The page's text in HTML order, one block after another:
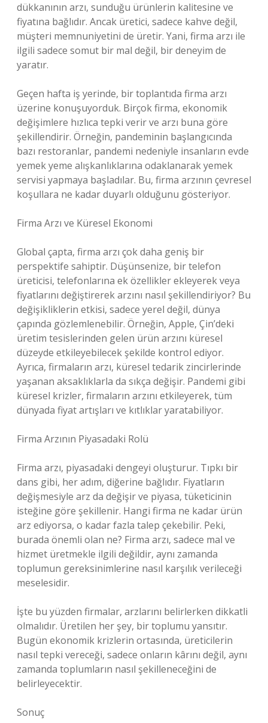
dükkanının arzı, sunduğu ürünlerin kalitesine ve
fiyatına bağlıdır. Ancak üretici, sadece kahve değil,
müşteri memnuniyetini de üretir. Yani, firma arzı ile
ilgili sadece somut bir mal değil, bir deneyim de
yaratır.
Geçen hafta iş yerinde, bir toplantıda firma arzı
üzerine konuşuyorduk. Birçok firma, ekonomik
değişimlere hızlıca tepki verir ve arzı buna göre
şekillendirir. Örneğin, pandeminin başlangıcında
bazı restoranlar, pandemi nedeniyle insanların evde
yemek yeme alışkanlıklarına odaklanarak yemek
servisi yapmaya başladılar. Bu, firma arzının çevresel
koşullara ne kadar duyarlı olduğunu gösteriyor.
Firma Arzı ve Küresel Ekonomi
Global çapta, firma arzı çok daha geniş bir
perspektife sahiptir. Düşünsenize, bir telefon
üreticisi, telefonlarına ek özellikler ekleyerek veya
fiyatlarını değiştirerek arzını nasıl şekillendiriyor? Bu
değişikliklerin etkisi, sadece yerel değil, dünya
çapında gözlemlenebilir. Örneğin, Apple, Çin’deki
üretim tesislerinden gelen ürün arzını küresel
düzeyde etkileyebilecek şekilde kontrol ediyor.
Ayrıca, firmaların arzı, küresel tedarik zincirlerinde
yaşanan aksaklıklarla da sıkça değişir. Pandemi gibi
küresel krizler, firmaların arzını etkileyerek, tüm
dünyada fiyat artışları ve kıtlıklar yaratabiliyor.
Firma Arzının Piyasadaki Rolü
Firma arzı, piyasadaki dengeyi oluşturur. Tıpkı bir
dans gibi, her adım, diğerine bağlıdır. Fiyatların
değişmesiyle arz da değişir ve piyasa, tüketicinin
isteğine göre şekillenir. Hangi firma ne kadar ürün
arz ediyorsa, o kadar fazla talep çekebilir. Peki,
burada önemli olan ne? Firma arzı, sadece mal ve
hizmet üretmekle ilgili değildir, aynı zamanda
toplumun gereksinimlerine nasıl karşılık verileceği
meselesidir.
İşte bu yüzden firmalar, arzlarını belirlerken dikkatli
olmalıdır. Üretilen her şey, bir toplumu yansıtır.
Bugün ekonomik krizlerin ortasında, üreticilerin
nasıl tepki vereceği, sadece onların kârını değil, aynı
zamanda toplumların nasıl şekilleneceğini de
belirleyecektir.
Sonuç